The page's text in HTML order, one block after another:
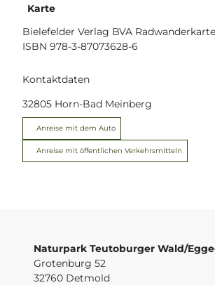
Karte
Bielefelder Verlag BVA
ISBN 978-3-87073628-6
Kontaktdaten
32805 Horn-Bad Meinberg
Anreise mit dem Auto
Anreise mit öffentlichen Verkehrsmitteln
Naturpark Teutoburger Wald/
Grotenburg 52
32760 Detmold